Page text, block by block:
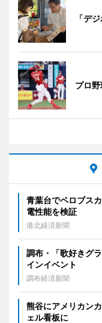
「デ
プロ
青葉台でペロブス
電性能を検証
港北経済新聞
調布・「歌好きグ
インイベント
調布経済新聞
熊谷にアメリカン
ェル看板に